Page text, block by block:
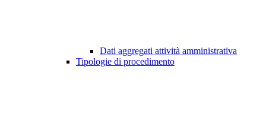
Dati aggregati attività amministrativa
Tipologie di procedimento